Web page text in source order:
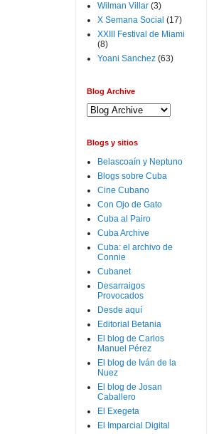
Wilman Villar (3)
X Semana Social (17)
XXIII Festival de Miami
(8)
Yoani Sanchez (63)
Blog Archive
Blogs y sitios
Belascoaín y Neptuno
Blogs sobre Cuba
Cine Cubano
Con Ojo de Gato
Cuba al Pairo
Cuba Archive
Cuba: el archivo de
Connie
Cubanet
Desarraigos
Provocados
Desde aquí
Editorial Betania
El blog de Carlos
Manuel Pérez
El blog de Iván de la
Nuez
El blog de Josan
Caballero
El Exegeta
El Imparcial Digital